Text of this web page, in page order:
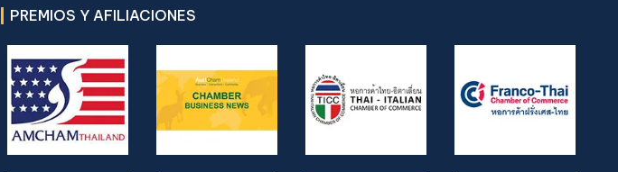
PREMIOS Y AFILIACIONES